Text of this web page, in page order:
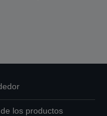
los productos